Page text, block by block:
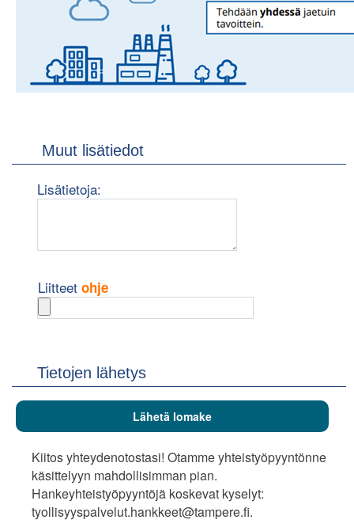
Muut lisätiedot
Lisätietoja:
Liitteet ohje
Tietojen lähetys
Kiitos yhteydenotostasi! Otamme yhteistyöpyyntönne
käsittelyyn mahdollisimman pian.
Hankeyhteistyöpyyntöjä koskevat kyselyt:
tyollisyyspalvelut.hankkeet@tampere.fi.